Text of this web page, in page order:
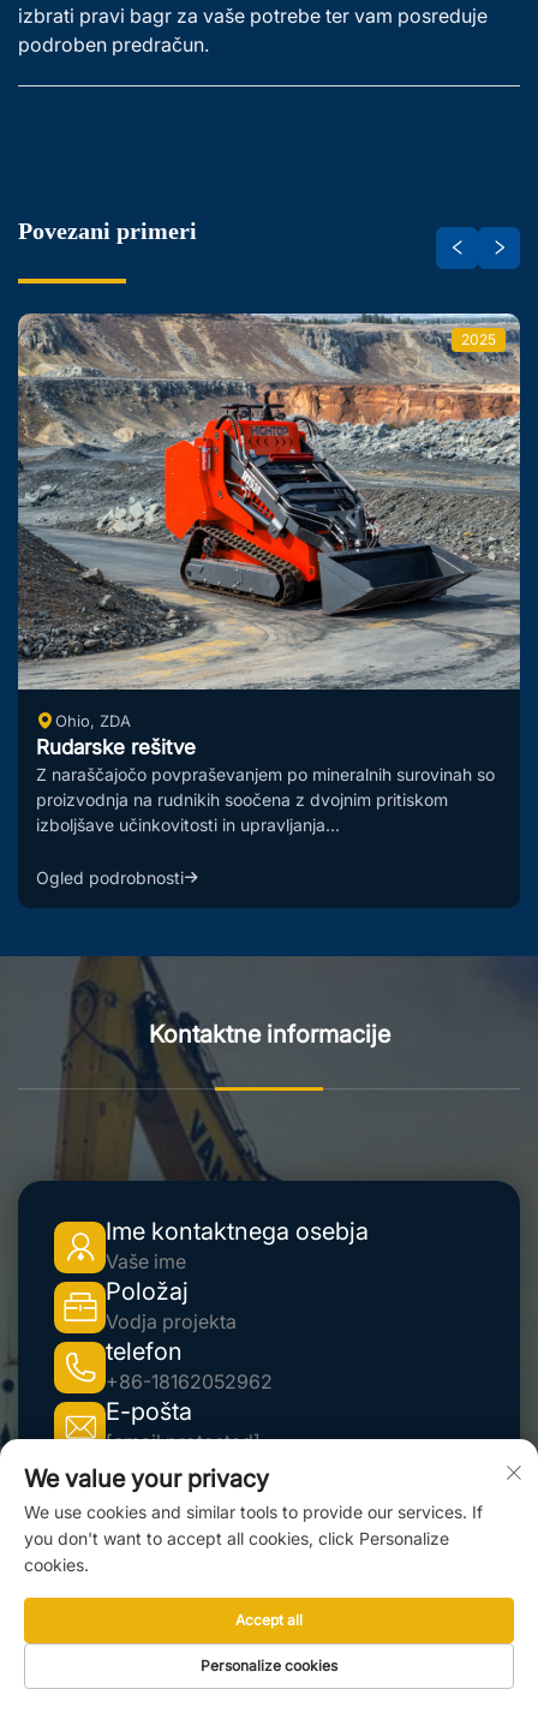
izbrati pravi bagr za vaše potrebe ter vam posreduje
podroben predračun.
Povezani primeri
2025
Toronto, Kanada
Rešitve za kmetijstvo in urejanje zemljišč
Ob obsežnih izzivih glede svetovne varnosti preskrbe z
hrano in omejitvah kmetijskih virov, ima sodobno kmetijstvo
nujno potrebo po povečanju produ...
Ogled podrobnosti
Kontaktne informacije
Ime kontaktnega osebja
Vaše ime
Položaj
Vodja projekta
telefon
+86-18162052962
E-pošta
[email protected]
Ime podjetja
Shandong Hightop Group
Mesto Jining, provinca Shandong, Kitajska.
Povezava do uradne spletne strani
We value your privacy
We use cookies and similar tools to provide our services. If
you don't want to accept all cookies, click Personalize
cookies.
Personalize cookies
Accept all